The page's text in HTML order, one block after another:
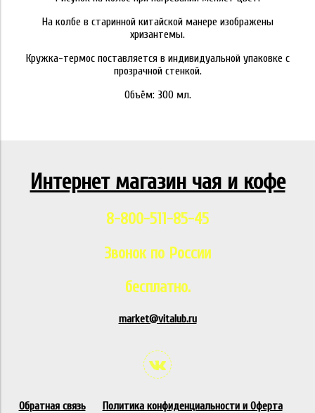
На колбе в старинной китайской манере изображены
хризантемы.
Кружка-термос поставляется в индивидуальной упаковке с
прозрачной стенкой.
Объём: 300 мл.
Интернет магазин чая и кофе
8-800-511-85-45
Звонок по России
бесплатно.
market@vitalub.ru
Обратная связь Политика конфиденциальности и Оферта